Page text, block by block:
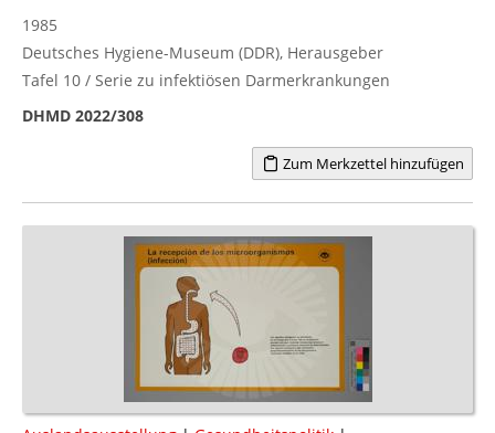
1985
Deutsches Hygiene-Museum (DDR), Herausgeber
Tafel 10 / Serie zu infektiösen Darmerkrankungen
DHMD 2022/308
Zum Merkzettel hinzufügen